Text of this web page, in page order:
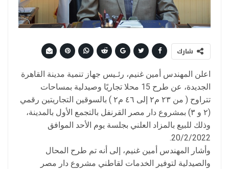
شارك
اعلن المهندس أمين غنيم، رئـيس جهاز تنمية مدينة القاهرة
الجديدة، عن طرح 15 محلا تجاريًا وصيدلية بمساحات
تتراوح ( من ٢۳ م٢ إلى ٤٦ م٢ ) بالسوقين التجاريتين رقمي
(۲ و ۳) بمشروع دار مصر القرنفل بالتجمع الأول بالمدينة،
وذلك للبيع بالمزاد العلني بجلسة يوم الأحد الموافق
20/2/2022.
وأشار المهندس أمين غنيم، إلى أنه تم طرح المحال
والصيدلية لتوفير الخدمات لقاطني مشروع دار مصر